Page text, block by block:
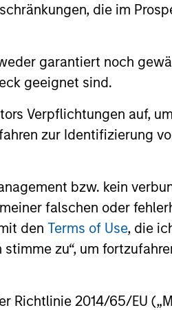
die im
garantiert noch
geeignet sind.
Verpflichtungen auf,
zur Identifizierung
bzw. kein
falschen oder
den Terms of Use, die
zu“, um
Richtlinie 2014/65/EU
large
to
and
Mexican
Investment
Clip, Mexico's
commerce
investment funds
Stanley Tactical
one of the largest,
West-Coast mutual
investment values
19-JUN-2024